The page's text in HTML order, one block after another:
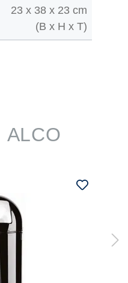
23 x 38 x 23 cm
(B x H x T)
ALCO